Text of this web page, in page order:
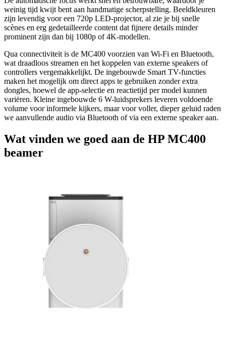
weinig tijd kwijt bent aan handmatige scherpstelling. Beeldkleuren
zijn levendig voor een 720p LED-projector, al zie je bij snelle
scènes en erg gedetailleerde content dat fijnere details minder
prominent zijn dan bij 1080p of 4K-modellen.
Qua connectiviteit is de MC400 voorzien van Wi‑Fi en Bluetooth,
wat draadloos streamen en het koppelen van externe speakers of
controllers vergemakkelijkt. De ingebouwde Smart TV-functies
maken het mogelijk om direct apps te gebruiken zonder extra
dongles, hoewel de app-selectie en reactietijd per model kunnen
variëren. Kleine ingebouwde 6 W-luidsprekers leveren voldoende
volume voor informele kijkers, maar voor voller, dieper geluid raden
we aanvullende audio via Bluetooth of via een externe speaker aan.
Wat vinden we goed aan de HP MC400
beamer